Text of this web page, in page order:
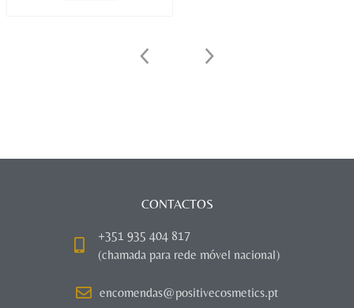
CONTACTOS
+351 935 404 817
(chamada para rede móvel nacional)
encomendas@positivecosmetics.pt